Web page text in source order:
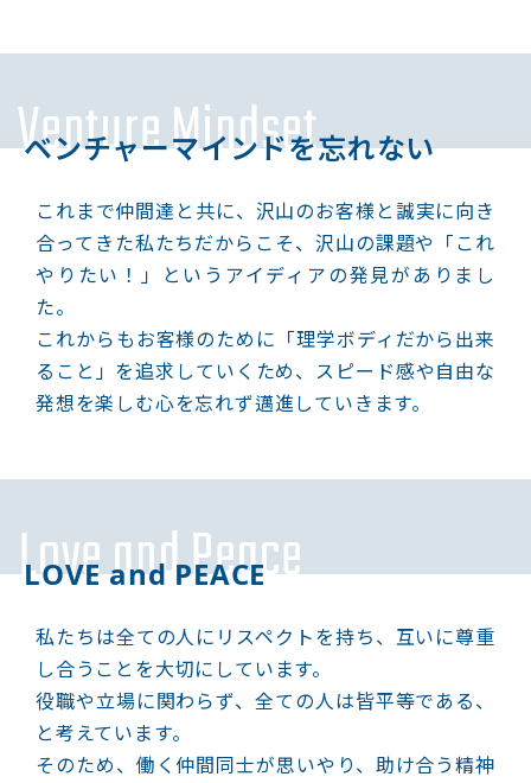
Venture Mindset
ベンチャーマインドを忘れない
これまで仲間達と共に、沢山のお客様と誠実に向き
合ってきた私たちだからこそ、沢山の課題や「これ
やりたい！」というアイディアの発見がありまし
た。
これからもお客様のために「理学ボディだから出来
ること」を追求していくため、スピード感や自由な
発想を楽しむ心を忘れず邁進していきます。
LOVE and PEACE
Love and Peace
私たちは全ての人にリスペクトを持ち、互いに尊重
し合うことを大切にしています。
役職や立場に関わらず、全ての人は皆平等である、
と考えています。
そのため、働く仲間同士が思いやり、助け合う精神